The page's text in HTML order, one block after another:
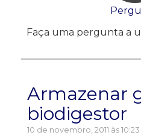
Faça uma pergunta a
Armazenar
biodigestor
10 de novembro, 2011 às